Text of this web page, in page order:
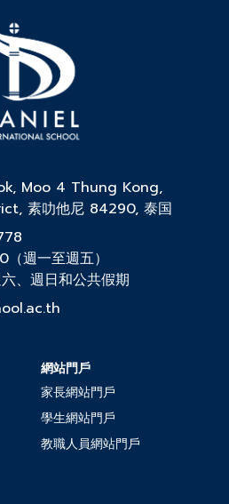
Moo 4 Thung Kong,
素叻他尼 84290, 泰国
週一至週五）
、週日和公共假期
網站門戶
家長網站門戶
學生網站門戶
教職人員網站門戶